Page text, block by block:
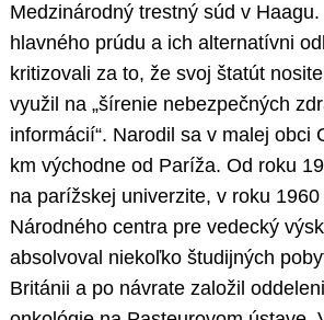
Medzinárodný trestný súd v
hlavného prúdu a ich alternatívni
kritizovali za to, že svoj štatút
využil na „šírenie nebezpečných
informácií“. Narodil sa v malej obci
km východne od Paríža. Od roku
na parížskej univerzite, v roku
Národného centra pre vedecký
absolvoval niekoľko študijných
Británii a po návrate založil